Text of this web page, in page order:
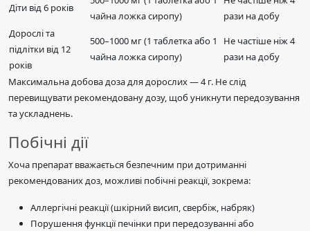
Діти від 6 років
чайна ложка сиропу)
рази на добу
Дорослі та
підлітки від 12
років
500–1000 мг (1 таблетка або 1
чайна ложка сиропу)
Не частіше ніж 4
рази на добу
Максимальна добова доза для дорослих — 4 г. Не слід
перевищувати рекомендовану дозу, щоб уникнути передозування
та ускладнень.
Побічні дії
Хоча препарат вважається безпечним при дотриманні
рекомендованих доз, можливі побічні реакції, зокрема:
Аллергічні реакції (шкірний висип, свербіж, набряк)
Порушення функції печінки при передозуванні або